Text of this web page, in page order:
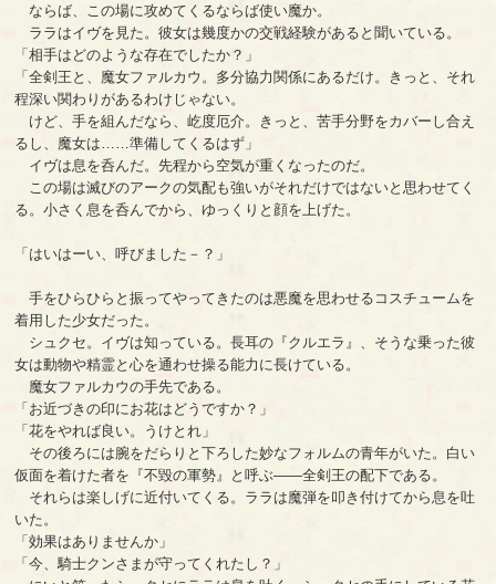
ならば、この場に攻めてくるならば使い魔か。
ララはイヴを見た。彼女は幾度かの交戦経験があると聞いている。
「相手はどのような存在でしたか？」
「全剣王と、魔女ファルカウ。多分協力関係にあるだけ。きっと、それ
程深い関わりがあるわけじゃない。
けど、手を組んだなら、屹度厄介。きっと、苦手分野をカバーし合え
るし、魔女は……準備してくるはず」
イヴは息を呑んだ。先程から空気が重くなったのだ。
この場は滅びのアークの気配も強いがそれだけではないと思わせてく
る。小さく息を呑んでから、ゆっくりと顔を上げた。
「はいはーい、呼びました－？」
手をひらひらと振ってやってきたのは悪魔を思わせるコスチュームを
着用した少女だった。
シュクセ。イヴは知っている。長耳の『クルエラ』、そうな乗った彼
女は動物や精霊と心を通わせ操る能力に長けている。
魔女ファルカウの手先である。
「お近づきの印にお花はどうですか？」
「花をやれば良い。うけとれ」
その後ろには腕をだらりと下ろした妙なフォルムの青年がいた。白い
仮面を着けた者を『不毀の軍勢』と呼ぶ――全剣王の配下である。
それらは楽しげに近付いてくる。ララは魔弾を叩き付けてから息を吐
いた。
「効果はありませんか」
「今、騎士クンさまが守ってくれたし？」